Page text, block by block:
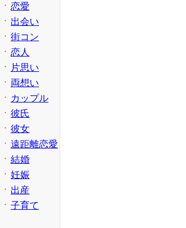
恋愛
出会い
街コン
恋人
片思い
両想い
カップル
彼氏
彼女
遠距離恋愛
結婚
妊娠
出産
子育て